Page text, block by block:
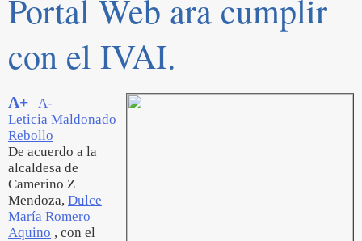
Portal Web ara cumplir
con el IVAI.
A+
A-
Leticia Maldonado
Rebollo
De acuerdo a la
alcaldesa de
Camerino Z
Mendoza, Dulce
María Romero
Aquino , con el